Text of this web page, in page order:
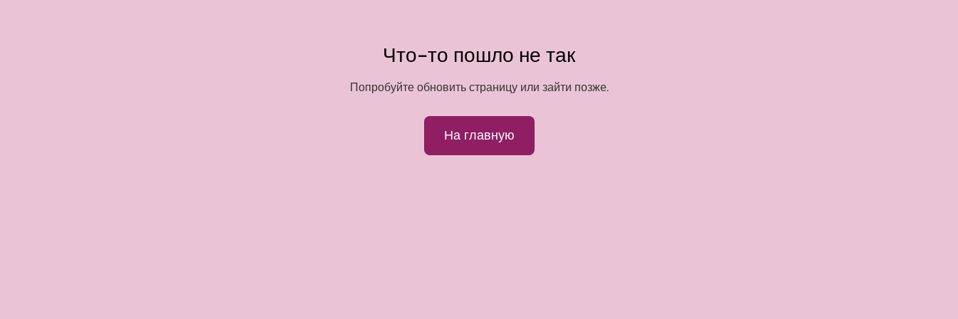
Что-то пошло не так
Попробуйте обновить страницу или зайти позже.
На главную